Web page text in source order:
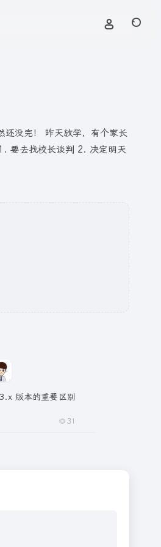
没完！ 昨天放学，有个家长
要去找校长谈判 2. 决定明天
版本的重要区别
31